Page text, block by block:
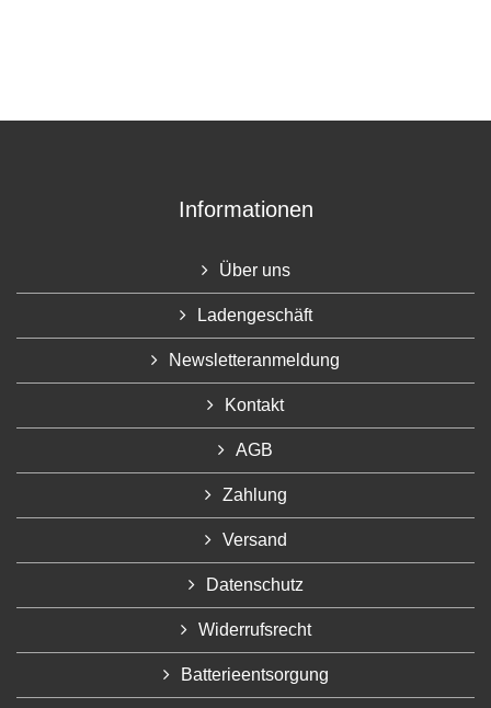
Informationen
Über uns
Ladengeschäft
Newsletteranmeldung
Kontakt
AGB
Zahlung
Versand
Datenschutz
Widerrufsrecht
Batterieentsorgung